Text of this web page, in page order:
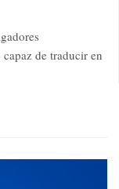
de traducir en